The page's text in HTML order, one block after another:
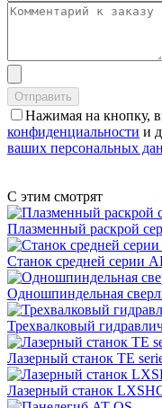
Нажимая на кнопку,
конфиденциальности и
ваших персональных
С этим смотрят
Плазменный раскрой
Станок средней серии
Одношпиндельная
Трехвалковый
Лазерный станок TE
Лазерный станок